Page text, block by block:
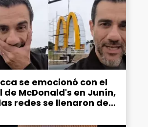
se emocionó con el
de McDonald's en Junín,
redes se llenaron de